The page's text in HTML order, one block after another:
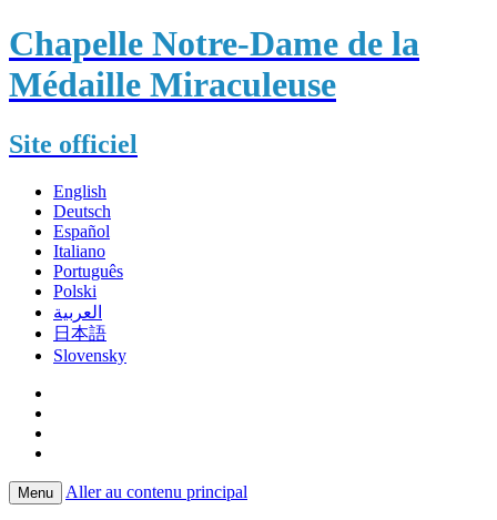
Chapelle Notre-Dame de la
Médaille Miraculeuse
Site officiel
English
Deutsch
Español
Italiano
Português
Polski
العربية
日本語
Slovensky
Menu Aller au contenu principal